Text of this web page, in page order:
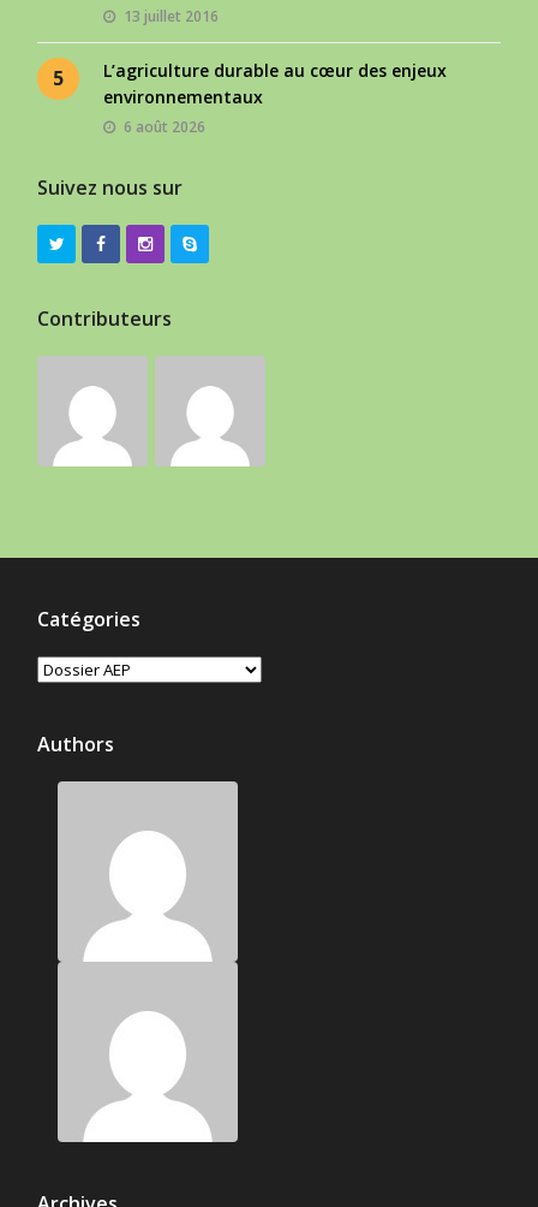
13 juillet 2016
5
L’agriculture durable au cœur des enjeux
environnementaux
6 août 2026
Suivez nous sur
Contributeurs
Catégories
Catégories
Authors